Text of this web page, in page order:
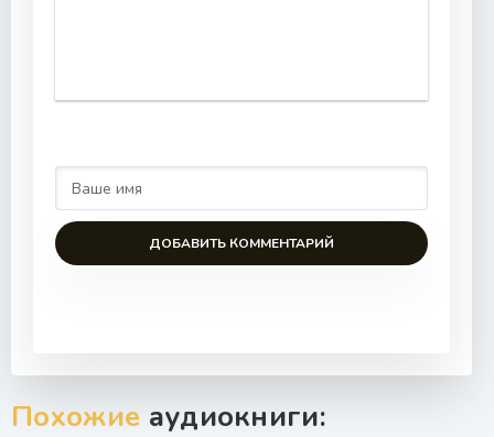
56
58
60
ДОБАВИТЬ КОММЕНТАРИЙ
Похожие аудиокниги: